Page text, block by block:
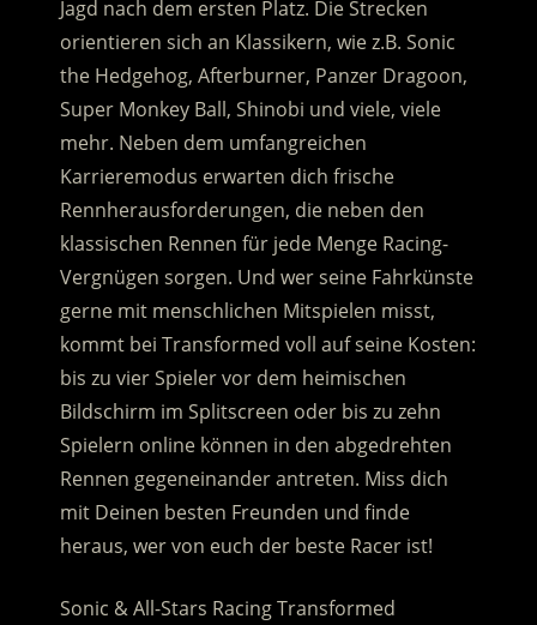
Jagd nach dem ersten Platz. Die Strecken
orientieren sich an Klassikern, wie z.B. Sonic
the Hedgehog, Afterburner, Panzer Dragoon,
Super Monkey Ball, Shinobi und viele, viele
mehr. Neben dem umfangreichen
Karrieremodus erwarten dich frische
Rennherausforderungen, die neben den
klassischen Rennen für jede Menge Racing-
Vergnügen sorgen. Und wer seine Fahrkünste
gerne mit menschlichen Mitspielen misst,
kommt bei Transformed voll auf seine Kosten:
bis zu vier Spieler vor dem heimischen
Bildschirm im Splitscreen oder bis zu zehn
Spielern online können in den abgedrehten
Rennen gegeneinander antreten. Miss dich
mit Deinen besten Freunden und finde
heraus, wer von euch der beste Racer ist!
Sonic & All-Stars Racing Transformed